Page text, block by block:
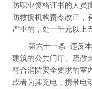
防职业资格证书的人员
防救援机构责令改正，
严重的，处一千元以上
第六十一条 违反
建筑的公共门厅、疏散
符合消防安全要求的室
或者为其充电，携带电